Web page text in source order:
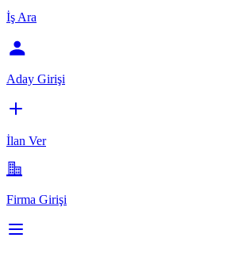
İş Ara
Aday Girişi
İlan Ver
Firma Girişi